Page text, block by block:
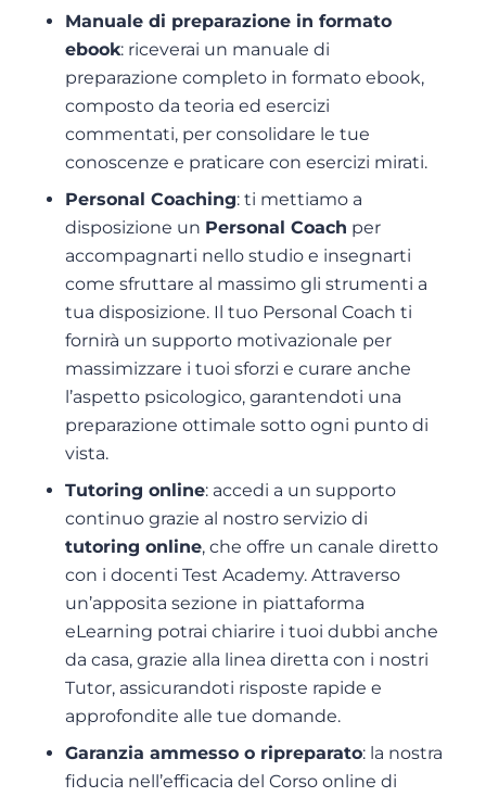
Manuale di preparazione in formato
ebook: riceverai un manuale di
preparazione completo in formato ebook,
composto da teoria ed esercizi
commentati, per consolidare le tue
conoscenze e praticare con esercizi mirati.
Personal Coaching: ti mettiamo a
disposizione un Personal Coach per
accompagnarti nello studio e insegnarti
come sfruttare al massimo gli strumenti a
tua disposizione. Il tuo Personal Coach ti
fornirà un supporto motivazionale per
massimizzare i tuoi sforzi e curare anche
l’aspetto psicologico, garantendoti una
preparazione ottimale sotto ogni punto di
vista.
Tutoring online: accedi a un supporto
continuo grazie al nostro servizio di
tutoring online, che offre un canale diretto
con i docenti Test Academy. Attraverso
un’apposita sezione in piattaforma
eLearning potrai chiarire i tuoi dubbi anche
da casa, grazie alla linea diretta con i nostri
Tutor, assicurandoti risposte rapide e
approfondite alle tue domande.
Garanzia ammesso o ripreparato: la nostra
fiducia nell’efficacia del Corso online di